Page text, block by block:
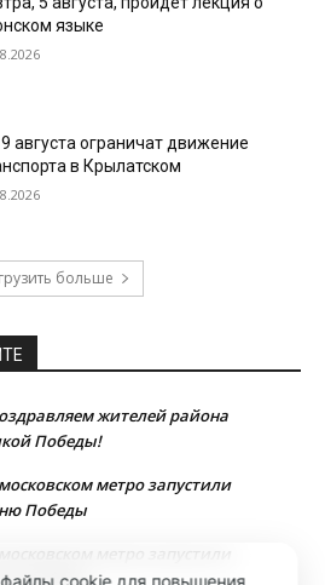
языке
августа ограничат движение
в Крылатском
больше
жителей района
Победы!
метро запустили
Победы
метро запустили
Победыcookie для повышения